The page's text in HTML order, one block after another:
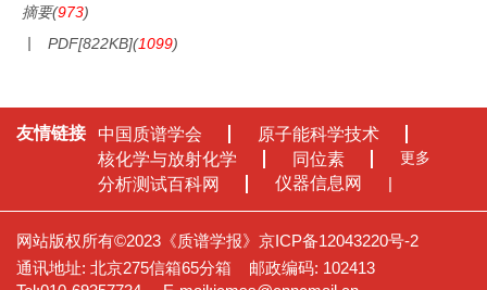
摘要(973)
PDF[822KB](1099)
友情链接 中国质谱学会
原子能科学技术
核化学与放射化学
同位素
分析测试百科网
仪器信息网
更多
网站版权所有©2023《质谱学报》 京ICP备12043220号-2
通讯地址: 北京275信箱65分箱 邮政编码: 102413